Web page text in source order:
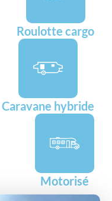
Roulotte cargo
Caravane hybride
Motorisé